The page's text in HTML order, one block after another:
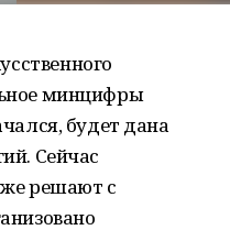
минцифры
будет дана
Сейчас
решают с